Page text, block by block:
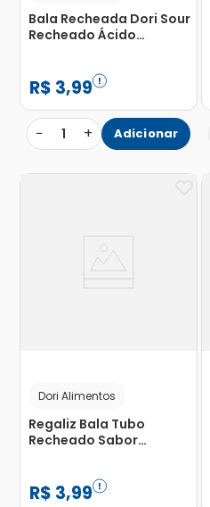
Bala Recheada Dori Sour
Recheado Ácido
R$ 3,99
− 1 + Adicionar
Dori Alimentos
Regaliz Bala Tubo
Recheado Sabor
R$ 3,99